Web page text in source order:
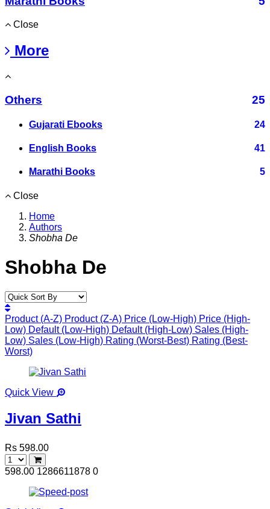
Close
More
Others 25
Gujarati Ebooks 24
English Books 41
Marathi Books 5
Close
Home
Authors
Shobha De
Shobha De
Product (A-Z) Product (Z-A) Price (Low-High) Price (High-
Low) Default (Low-High) Default (High-Low) Sales (High-
Low) Sales (Low-High) Rating (Worst-Best) Rating (Best-
Worst)
Quick View
Jivan Sathi
Rs 598.00
598.00 1286611878 0